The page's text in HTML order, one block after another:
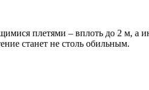
плетями – вплоть до 2 м, а
станет не столь обильным.